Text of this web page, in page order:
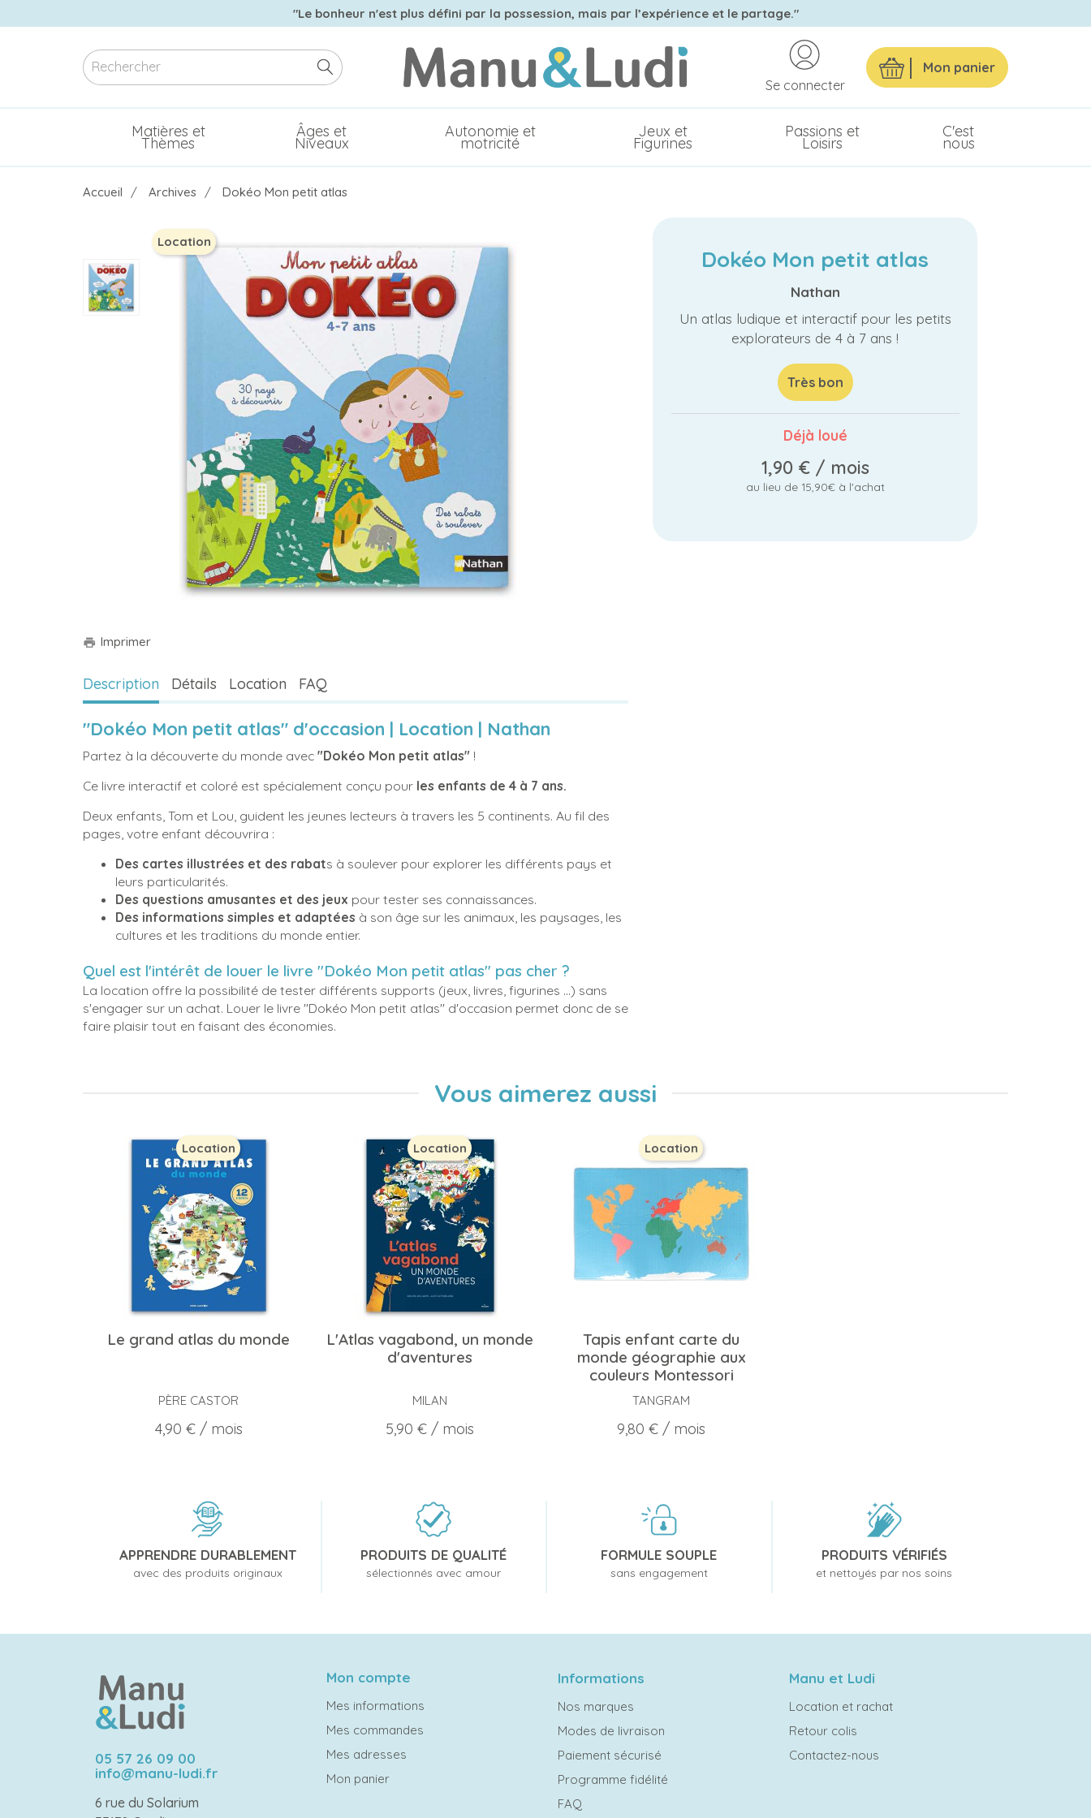
"Le bonheur n'est plus défini par la possession, mais par l’expérience et le partage."
Mon panier
Se connecter
Matières et
Thèmes
Âges et
Niveaux
Autonomie et
motricité
Jeux et
Figurines
Passions et
Loisirs
C'est
nous
Accueil Archives Dokéo Mon petit atlas
Location
print Imprimer
Dokéo Mon petit atlas
Nathan
Un atlas ludique et interactif pour les petits
explorateurs de 4 à 7 ans !
Très bon
Déjà loué
1,90 €/ mois
au lieu de 15,90€ à l'achat
Description Détails Location FAQ
"Dokéo Mon petit atlas" d'occasion | Location | Nathan
Partez à la découverte du monde avec "Dokéo Mon petit atlas" !
Ce livre interactif et coloré est spécialement conçu pour les enfants de 4 à 7 ans.
Deux enfants, Tom et Lou, guident les jeunes lecteurs à travers les 5 continents. Au fil des
pages, votre enfant découvrira :
Des cartes illustrées et des rabats à soulever pour explorer les différents pays et
leurs particularités.
Des questions amusantes et des jeux pour tester ses connaissances.
Des informations simples et adaptées à son âge sur les animaux, les paysages, les
cultures et les traditions du monde entier.
Quel est l'intérêt de louer le livre "Dokéo Mon petit atlas" pas cher ?
La location offre la possibilité de tester différents supports (jeux, livres, figurines ...) sans
s'engager sur un achat. Louer le livre "Dokéo Mon petit atlas" d'occasion permet donc de se
faire plaisir tout en faisant des économies.
Vous aimerez aussi
Le grand atlas du monde
PÈRE CASTOR
Prix
4,90 €/ mois
Location
L'Atlas vagabond, un monde
d'aventures
MILAN
Prix
5,90 € / mois
Location
Tapis enfant carte du
monde géographie aux
couleurs Montessori
TANGRAM
Prix
9,80 € / mois
Location
APPRENDRE DURABLEMENT
avec des produits originaux
PRODUITS DE QUALITÉ
sélectionnés avec amour
FORMULE SOUPLE
sans engagement
PRODUITS VÉRIFIÉS
et nettoyés par nos soins
05 57 26 09 00
info@manu-ludi.fr
6 rue du Solarium
Mon compte
Mes informations
Mes commandes
Mes adresses
Mon panier
Informations
Nos marques
Modes de livraison
Paiement sécurisé
Programme fidélité
FAQ
Manu et Ludi
Location et rachat
Retour colis
Contactez-nous